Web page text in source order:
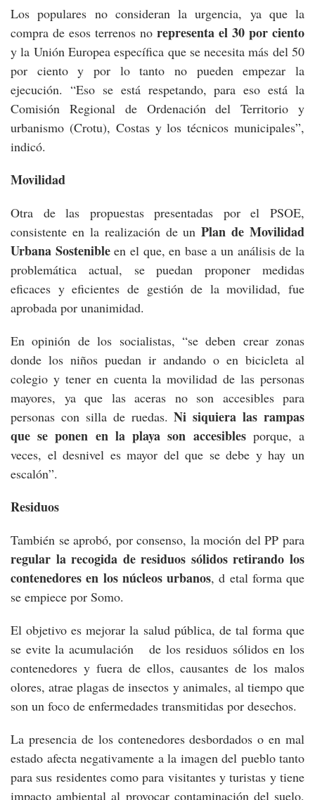
Los populares no consideran la urgencia, ya que la
compra de esos terrenos no representa el 30 por ciento
y la Unión Europea específica que se necesita más del 50
por ciento y por lo tanto no pueden empezar la
ejecución. “Eso se está respetando, para eso está la
Comisión Regional de Ordenación del Territorio y
urbanismo (Crotu), Costas y los técnicos municipales”,
indicó.
Movilidad
Otra de las propuestas presentadas por el PSOE,
consistente en la realización de unPlan de Movilidad
Urbana Sostenibleen el que, en base a un análisis de la
problemática actual, se puedan proponer medidas
eficaces y eficientes de gestión de la movilidad, fue
aprobada por unanimidad.
En opinión de los socialistas, “se deben crear zonas
donde los niños puedan ir andando o en bicicleta al
colegio y tener en cuenta la movilidad de las personas
mayores, ya que las aceras no son accesibles para
personas con silla de ruedas.Ni siquiera las rampas
que se ponen en la playa son accesibles porque, a
veces, el desnivel es mayor del que se debe y hay un
escalón”.
Residuos
También se aprobó, por consenso, la moción del PP para
regular la recogida de residuos sólidos retirando los
contenedores en los núcleos urbanos, d etal forma que
se empiece por Somo.
El objetivo es mejorar la salud pública, de tal forma que
se evite la acumulación de los residuos sólidos en los
contenedores y fuera de ellos, causantes de los malos
olores, atrae plagas de insectos y animales, al tiempo que
son un foco de enfermedades transmitidas por desechos.
La presencia de los contenedores desbordados o en mal
estado afecta negativamente a la imagen del pueblo tanto
para sus residentes como para visitantes y turistas y tiene
impacto ambiental al provocar contaminación del suelo,